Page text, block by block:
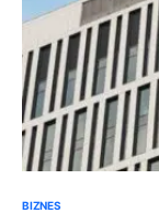
BIZNES